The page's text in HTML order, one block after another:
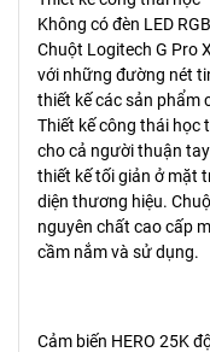
Không có đèn LED
Chuột Logitech G Pro
với những đường nét
thiết kế các sản phẩm
Thiết kế công thái học
cho cả người thuận
thiết kế tối giản ở mặt
diện thương hiệu.
nguyên chất cao cấp
cầm nắm và sử dụng.
Cảm biến HERO 25K